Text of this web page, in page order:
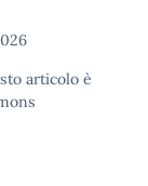
articolo è